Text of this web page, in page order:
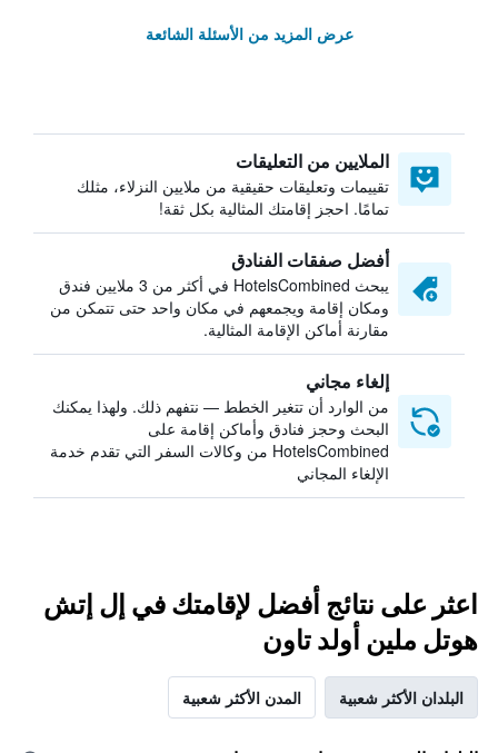
عرض المزيد من الأسئلة الشائعة
الملايين من التعليقات
تقييمات وتعليقات حقيقية من ملايين النزلاء، مثلك
تمامًا. احجز إقامتك المثالية بكل ثقة!
أفضل صفقات الفنادق
يبحث HotelsCombined في أكثر من 3 ملايين فندق
ومكان إقامة ويجمعهم في مكان واحد حتى تتمكن من
مقارنة أماكن الإقامة المثالية.
إلغاء مجاني
من الوارد أن تتغير الخطط — نتفهم ذلك. ولهذا يمكنك
البحث وحجز فنادق وأماكن إقامة على
HotelsCombined من وكالات السفر التي تقدم خدمة
الإلغاء المجاني
اعثر على نتائج أفضل لإقامتك في إل إتش
هوتل ملين أولد تاون
البلدان الأكثر شعبية المدن الأكثر شعبية